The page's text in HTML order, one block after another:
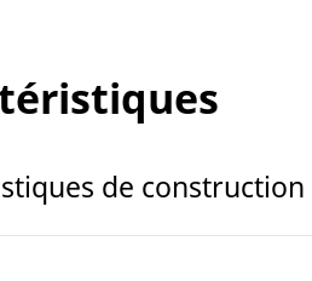
de construction